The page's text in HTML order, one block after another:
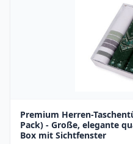
Premium Herren-
Pack) - Große, elegante
Box mit Sichtfenster